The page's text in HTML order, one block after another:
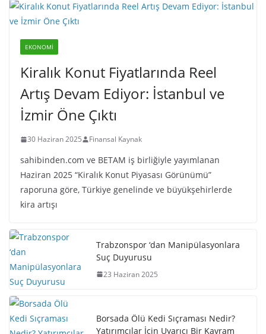
EKONOMI
Kiralık Konut Fiyatlarında Reel
Artış Devam Ediyor: İstanbul ve
İzmir Öne Çıktı
30 Haziran 2025 Finansal Kaynak
sahibinden.com ve BETAM iş birliğiyle yayımlanan
Haziran 2025 “Kiralık Konut Piyasası Görünümü”
raporuna göre, Türkiye genelinde ve büyükşehirlerde
kira artışı
Trabzonspor ‘dan Manipülasyonlara
Suç Duyurusu
23 Haziran 2025
Borsada Ölü Kedi Sıçraması Nedir?
Yatırımcılar İçin Uyarıcı Bir Kavram